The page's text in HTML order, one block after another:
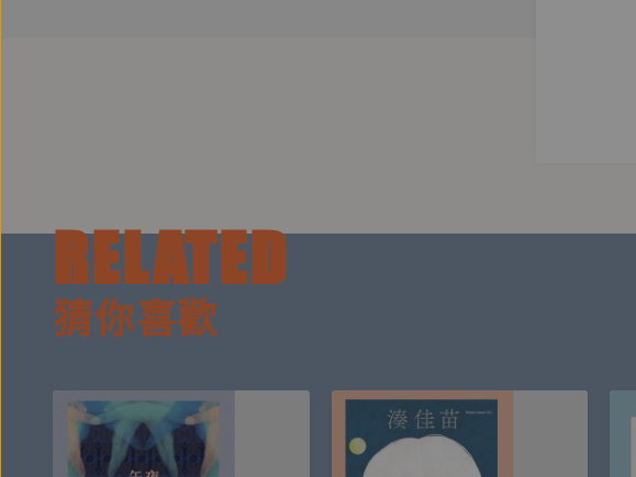
到」；臺灣，少年頸上掛著懸有一雙珊瑚筷的銀鍊，筷中寄宿唐朝仙
新娘的婚宴。
之後，人們的願望一一實現，有情人終成眷屬，憎惡的人如願消失。
日本少女作起被追殺的噩夢、臺灣少年成雙的筷子不吉利地消失了一
RELATED
猜你喜歡